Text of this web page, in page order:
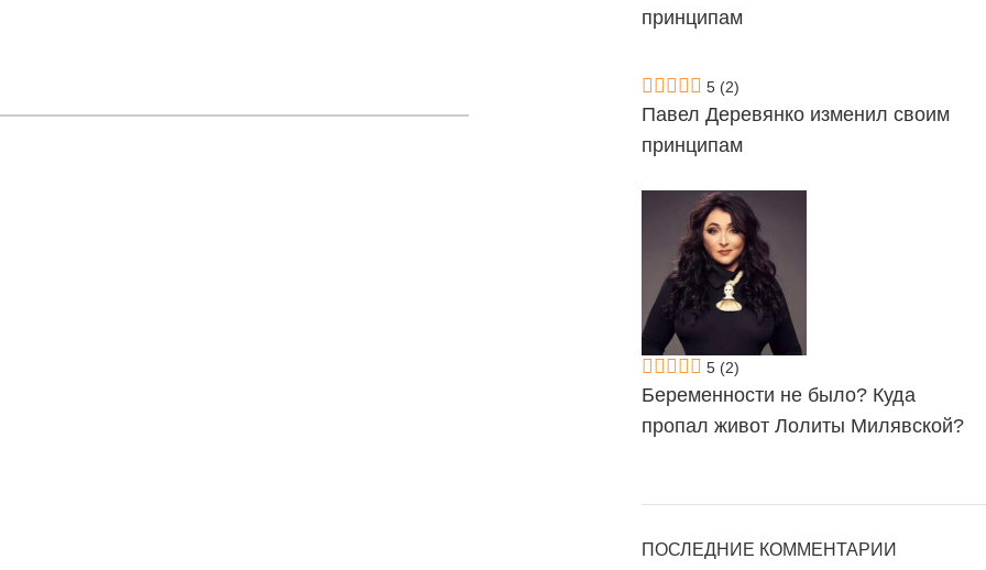
5 (2)
Павел Деревянко изменил своим
принципам
5 (2)
Беременности не было? Куда
пропал живот Лолиты Милявской?
ПОСЛЕДНИЕ КОММЕНТАРИИ